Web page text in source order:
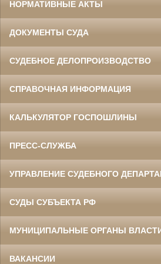
НОРМАТИВНЫЕ АКТЫ
ДОКУМЕНТЫ СУДА
СУДЕБНОЕ ДЕЛОПРОИЗВОДСТВО
СПРАВОЧНАЯ ИНФОРМАЦИЯ
КАЛЬКУЛЯТОР ГОСПОШЛИНЫ
ПРЕСС-СЛУЖБА
УПРАВЛЕНИЕ СУДЕБНОГО
СУДЫ СУБЪЕКТА РФ
МУНИЦИПАЛЬНЫЕ ОРГАНЫ
ВАКАНСИИ